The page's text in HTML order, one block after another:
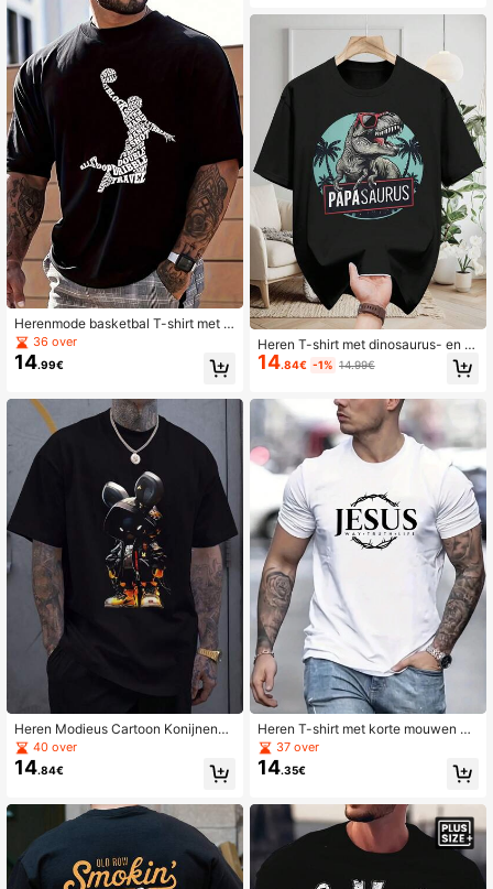
Herenmode basketbal T-shirt met le
tterprint, ronde hals en korte mouw
en, casual model.
36 over
14.99€
Heren Modieus Cartoon Konijnenpri
nt Ronde Hals Korte Mouw T-shirt
40 over
14.84€
Heren T-shirt met dinosaurus- en p
almboomprint
14.84€ -1% 14.99€
Heren T-shirt met korte mouwen en
letterprint
37 over
14.35€